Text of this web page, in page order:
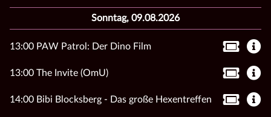
Sonntag, 09.08.2026
13:00 PAW Patrol: Der Dino Film
13:00 The Invite (OmU)
14:00 Bibi Blocksberg - Das große Hexentreffen